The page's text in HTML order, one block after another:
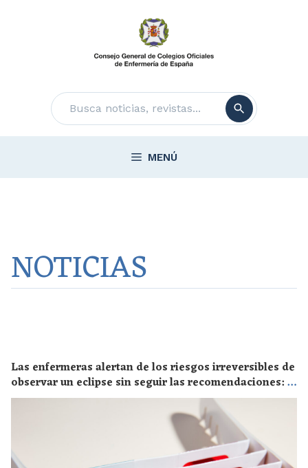
Buscar
MENÚ
NOTICIAS
Las enfermeras alertan de los riesgos irreversibles de
observar un eclipse sin seguir las recomendaciones: la
retinopatía solar es el mayor de los peligros